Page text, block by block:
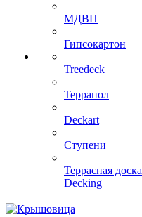
МДВП
Гипсокартон
Treedeck
Террапол
Deckart
Ступени
Террасная доска
Decking